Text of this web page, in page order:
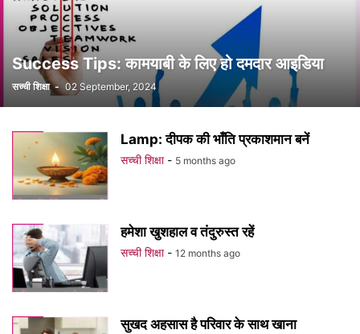
Success Tips: कामयाबी के लिए हो दमदार आइडिया
सच्ची शिक्षा - 02 September, 2024
Lamp: दीपक की भाँति प्रकाशमान बनें
सच्ची शिक्षा - 5 months ago
हमेशा खुशहाल व तंदुरुस्त रहें
सच्ची शिक्षा - 12 months ago
सुखद अहसास है परिवार के साथ खाना